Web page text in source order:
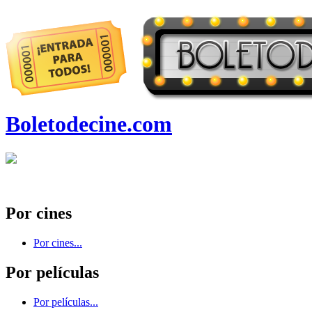
Boletodecine.com
Por cines
Por cines...
Por películas
Por películas...